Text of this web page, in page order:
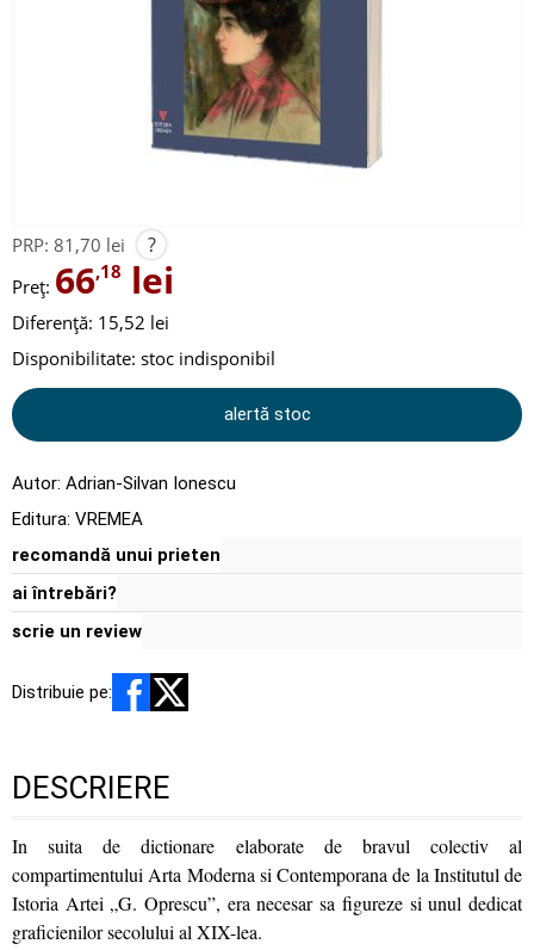
PRP: 81,70 lei ?
Preț: 66,18 lei
Diferență: 15,52 lei
Disponibilitate: stoc indisponibil
alertă stoc
Autor: Adrian-Silvan Ionescu
Editura: VREMEA
recomandă unui prieten
ai întrebări?
scrie un review
Distribuie pe:
DESCRIERE
In suita de dictionare elaborate de bravul colectiv al
compartimentului Arta Moderna si Contemporana de la Institutul de
Istoria Artei „G. Oprescu”, era necesar sa figureze si unul dedicat
graficienilor secolului al XIX-lea.